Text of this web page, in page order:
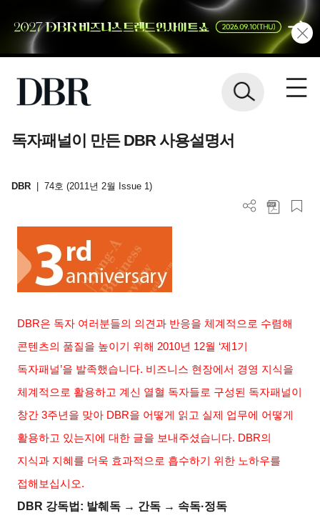
독자패널이 만든 DBR 사용설명서
DBR 74호 (2011년 2월 Issue 1)
DBR은 독자 여러분들의 의견과 반응을 체계적으로 수렴해
콘텐츠의 품질을 높이기 위해 2010년 12월 ‘제 1기
독자패널’을 발족했습니다. 비즈니스 현장에서 경영 지식을
체계적으로 활용하고 계신 열혈 독자들로 구성된 독자패널이
창간 3주년을 맞아 DBR을 어떻게 읽고 실제 업무에 어떻게
활용하고 있는지에 대한 글을 보내주셨습니다. DBR의
지식과 지혜를 더욱 효과적으로 흡수하기 위한 노하우를
접해보십시오.
DBR 강독법 : 발췌독 → 간독 → 속독·정독